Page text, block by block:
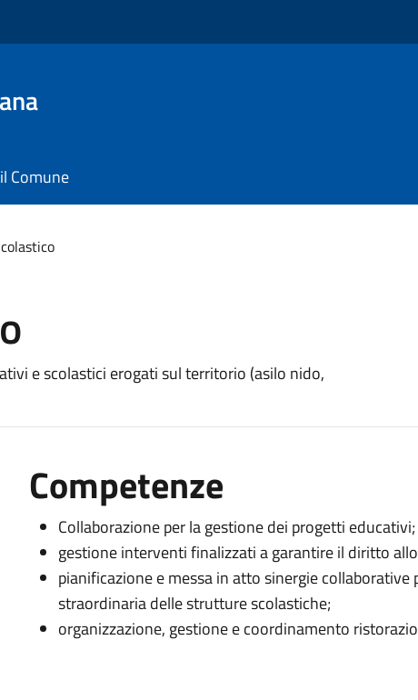
Comune
e scolastici erogati sul territorio (asilo nido,
Competenze
Collaborazione per la gestione dei progetti educativi;
gestione interventi finalizzati a garantire il diritto
pianificazione e messa in atto sinergie
straordinaria delle strutture scolastiche;
organizzazione, gestione e coordinamento